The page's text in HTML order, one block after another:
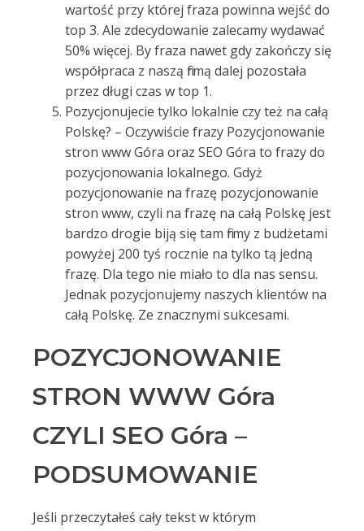
wartość przy której fraza powinna wejść do
top 3. Ale zdecydowanie zalecamy wydawać
50% więcej. By fraza nawet gdy zakończy się
współpraca z naszą firmą dalej pozostała
przez długi czas w top 1.
Pozycjonujecie tylko lokalnie czy też na całą
Polskę? – Oczywiście frazy Pozycjonowanie
stron www Góra oraz SEO Góra to frazy do
pozycjonowania lokalnego. Gdyż
pozycjonowanie na frazę pozycjonowanie
stron www, czyli na frazę na całą Polskę jest
bardzo drogie biją się tam firmy z budżetami
powyżej 200 tyś rocznie na tylko tą jedną
frazę. Dla tego nie miało to dla nas sensu.
Jednak pozycjonujemy naszych klientów na
całą Polskę. Ze znacznymi sukcesami.
POZYCJONOWANIE
STRON WWW Góra
CZYLI SEO Góra –
PODSUMOWANIE
Jeśli przeczytałeś cały tekst w którym